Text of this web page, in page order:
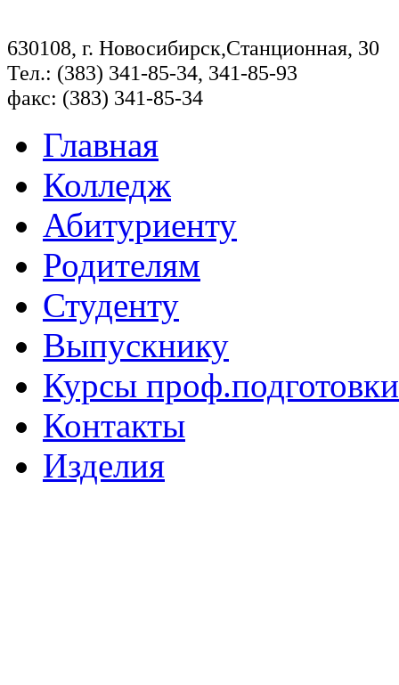
630108, г. Новосибирск,Станционная, 30
Тел.: (383) 341-85-34, 341-85-93
факс: (383) 341-85-34
Главная
Колледж
Абитуриенту
Родителям
Студенту
Выпускнику
Курсы проф.подготовки
Контакты
Изделия